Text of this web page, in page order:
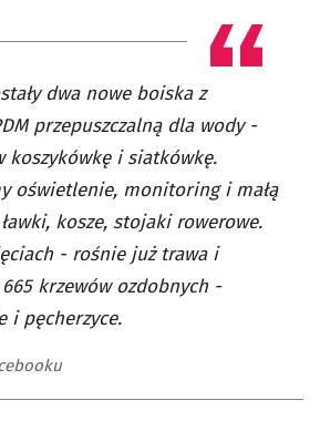
dwa nowe boiska z
przepuszczalną dla wody -
koszykówkę i siatkówkę.
oświetlenie, monitoring i małą
kosze, stojaki rowerowe.
- rośnie już trawa i
krzewów ozdobnych -
i pęcherzyce.